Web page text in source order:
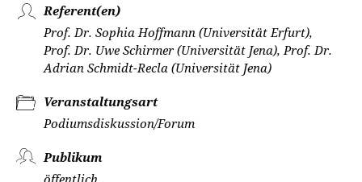
Referent(en)
Prof. Dr. Sophia Hoffmann (Universität Erfurt),
Prof. Dr. Uwe Schirmer (Universität Jena), Prof. Dr.
Adrian Schmidt-Recla (Universität Jena)
Veranstaltungsart
Podiumsdiskussion/Forum
Publikum
öffentlich